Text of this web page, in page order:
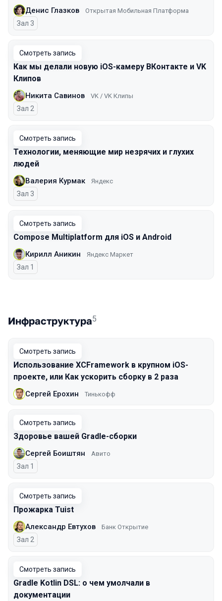
Денис Глазков Открытая Мобильная Платформа
Зал 3
Смотреть запись
Как мы делали новую iOS-камеру ВКонтакте и VK
Клипов
Никита Савинов VK / VK Клипы
Зал 2
Смотреть запись
Технологии, меняющие мир незрячих и глухих
людей
Валерия Курмак Яндекс
Зал 3
Смотреть запись
Compose Multiplatform для iOS и Android
Кирилл Аникин Яндекс Маркет
Зал 1
Инфраструктура5
Смотреть запись
Использование XCFramework в крупном iOS-
проекте, или Как ускорить сборку в 2 раза
Сергей Ерохин Тинькофф
Смотреть запись
Здоровье вашей Gradle-сборки
Сергей Боиштян Авито
Зал 1
Смотреть запись
Прожарка Tuist
Александр Евтухов Банк Открытие
Зал 2
Смотреть запись
Gradle Kotlin DSL: о чем умолчали в
документации